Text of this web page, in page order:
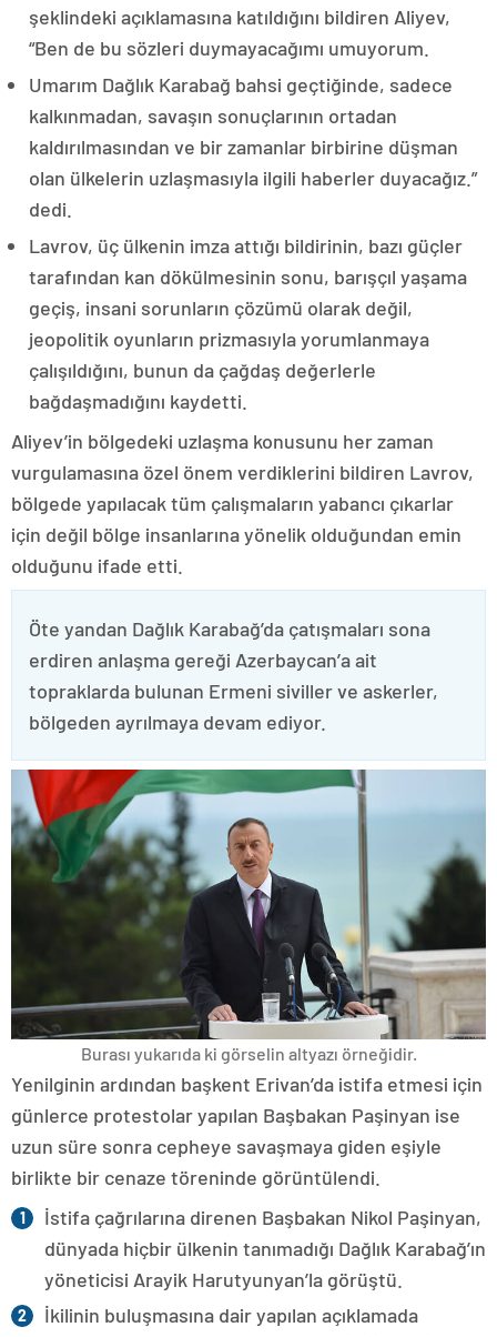
şeklindeki açıklamasına katıldığını bildiren Aliyev,
“Ben de bu sözleri duymayacağımı umuyorum.
Umarım Dağlık Karabağ bahsi geçtiğinde, sadece
kalkınmadan, savaşın sonuçlarının ortadan
kaldırılmasından ve bir zamanlar birbirine düşman
olan ülkelerin uzlaşmasıyla ilgili haberler duyacağız.”
dedi.
Lavrov, üç ülkenin imza attığı bildirinin, bazı güçler
tarafından kan dökülmesinin sonu, barışçıl yaşama
geçiş, insani sorunların çözümü olarak değil,
jeopolitik oyunların prizmasıyla yorumlanmaya
çalışıldığını, bunun da çağdaş değerlerle
bağdaşmadığını kaydetti.
Aliyev’in bölgedeki uzlaşma konusunu her zaman
vurgulamasına özel önem verdiklerini bildiren Lavrov,
bölgede yapılacak tüm çalışmaların yabancı çıkarlar
için değil bölge insanlarına yönelik olduğundan emin
olduğunu ifade etti.
Öte yandan Dağlık Karabağ’da çatışmaları sona
erdiren anlaşma gereği Azerbaycan’a ait
topraklarda bulunan Ermeni siviller ve askerler,
bölgeden ayrılmaya devam ediyor.
Burası yukarıda ki görselin altyazı örneğidir.
Yenilginin ardından başkent Erivan’da istifa etmesi için
günlerce protestolar yapılan Başbakan Paşinyan ise
uzun süre sonra cepheye savaşmaya giden eşiyle
birlikte bir cenaze töreninde görüntülendi.
İstifa çağrılarına direnen Başbakan Nikol Paşinyan,
dünyada hiçbir ülkenin tanımadığı Dağlık Karabağ’ın
yöneticisi Arayik Harutyunyan’la görüştü.
İkilinin buluşmasına dair yapılan açıklamada